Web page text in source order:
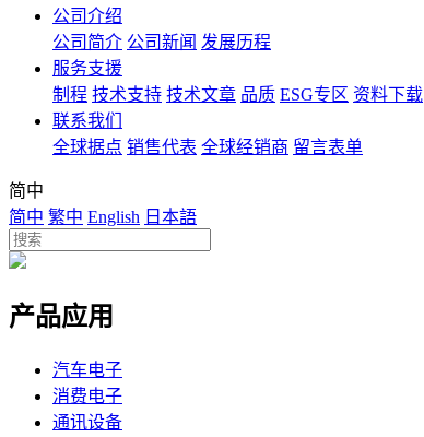
公司介绍
公司简介 公司新闻 发展历程
服务支援
制程 技术支持 技术文章 品质 ESG专区 资料下载
联系我们
全球据点 销售代表 全球经销商 留言表单
简中
简中 繁中 English 日本語
产品应用
汽车电子
消费电子
通讯设备